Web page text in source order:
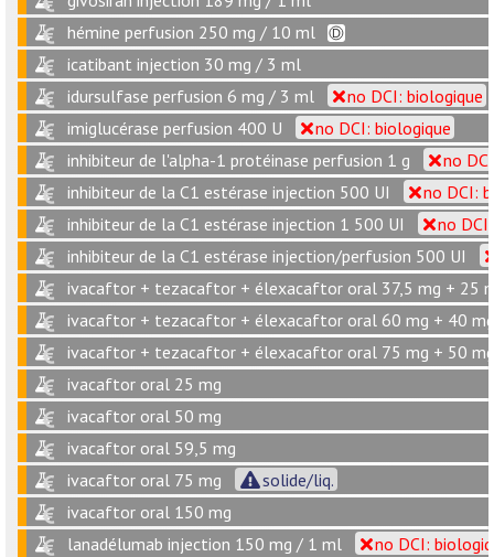
hémine perfusion 250 mg / 10 ml
icatibant injection 30 mg / 3 ml
idursulfase perfusion 6 mg / 3 ml
no DCI: biologique
imiglucérase perfusion 400 U
no DCI: biologique
inhibiteur de l'alpha-1 protéinase perfusion 1 g
no
inhibiteur de la C1 estérase injection 500 UI
no DCI:
inhibiteur de la C1 estérase injection 1 500 UI
no
inhibiteur de la C1 estérase injection/perfusion 500 UI
ivacaftor + tezacaftor + élexacaftor oral 37,5 mg + 25
ivacaftor + tezacaftor + élexacaftor oral 60 mg + 40
ivacaftor + tezacaftor + élexacaftor oral 75 mg + 50
ivacaftor oral 25 mg
ivacaftor oral 50 mg
ivacaftor oral 59,5 mg
ivacaftor oral 75 mg
solide/liq.
ivacaftor oral 150 mg
lanadélumab injection 150 mg / 1 ml
no DCI: